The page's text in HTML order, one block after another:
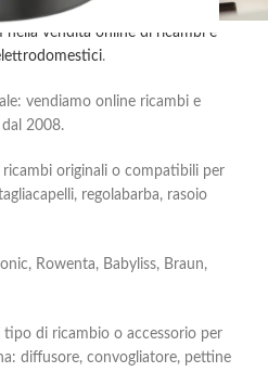
nella vendita online di ricambi e
.
vendiamo online ricambi e
2008.
originali o compatibili per
regolabarba, rasoio
Rowenta, Babyliss, Braun,
di ricambio o accessorio per
diffusore, convogliatore, pettine